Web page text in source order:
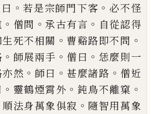
。若是宗師門下客 。 必不怪
。 僧問 。承古有言 。 自從認得
死不相關 。 曹谿路即不問 。
。 師展兩手 。 僧曰 。 恁麼則一
然 。 師曰 。 甚麼諸路 。 僧近
。 靈鶴煙霄外 。 鈍鳥不離窠 。
順法身萬象俱寂 。 隨智用萬象